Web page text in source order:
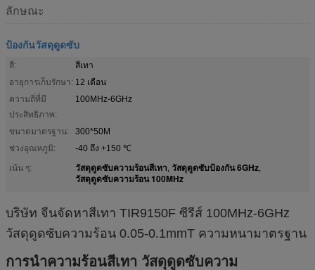
ลักษณะ
ป้องกันวัสดุดูดซับ
สี:
สีเทา
อายุการเก็บรักษา: 12 เดือน
ความถี่ที่มี
ประสิทธิภาพ:
100MHz-6GHz
ขนาดมาตรฐาน:
300*50M
ช่วงอุณหภูมิ:
-40 ถึง +150 ℃
เน้น ๆ:
วัสดุดูดซับความร้อนสีเทา, วัสดุดูดซับป้องกัน 6GHz,
วัสดุดูดซับความร้อน 100MHz
บริษัท จีนจัดหาสีเทา TIR9150F ซีรีส์ 100MHz-6GHz
วัสดุดูดซับความร้อน 0.05-0.1mmT ความหนามาตรฐาน
การนำความร้อนสีเทา วัสดุดูดซับความ